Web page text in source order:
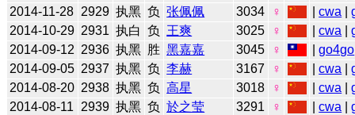
2014-11-28 2929 执黑 负 张佩佩 3034 ♀ |cwa |
2014-10-29 2931 执白 负 王爽 3025 ♀ |cwa |
2014-09-12 2936 执黑 胜 黑嘉嘉 3045 ♀ |go4go
2014-09-05 2937 执黑 负 李赫 3167 ♀ |cwa |
2014-08-20 2938 执黑 负 高星 3018 ♀ |cwa |
2014-08-11
2939 执黑 负 於之莹 3291 ♀ |cwa |